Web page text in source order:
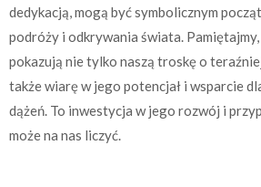
dedykacją, mogą być symbolicznym
podróży i odkrywania świata.
pokazują nie tylko naszą troskę o
także wiarę w jego potencjał i wsparcie
dążeń. To inwestycja w jego rozwój i
może na nas liczyć.